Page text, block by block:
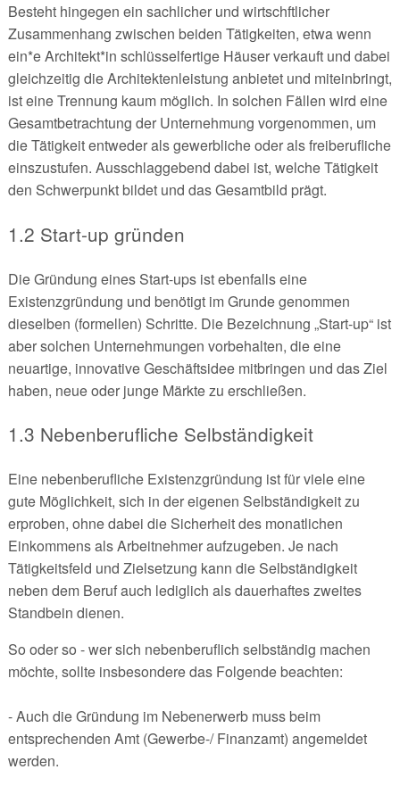
Besteht hingegen ein sachlicher und wirtschftlicher
Zusammenhang zwischen beiden Tätigkeiten, etwa wenn
ein*e Architekt*in schlüsselfertige Häuser verkauft und dabei
gleichzeitig die Architektenleistung anbietet und miteinbringt,
ist eine Trennung kaum möglich. In solchen Fällen wird eine
Gesamtbetrachtung der Unternehmung vorgenommen, um
die Tätigkeit entweder als gewerbliche oder als freiberufliche
einszustufen. Ausschlaggebend dabei ist, welche Tätigkeit
den Schwerpunkt bildet und das Gesamtbild prägt.
1.2 Start-up gründen
Die Gründung eines Start-ups ist ebenfalls eine
Existenzgründung und benötigt im Grunde genommen
dieselben (formellen) Schritte. Die Bezeichnung „Start-up“ ist
aber solchen Unternehmungen vorbehalten, die eine
neuartige, innovative Geschäftsidee mitbringen und das Ziel
haben, neue oder junge Märkte zu erschließen.
1.3 Nebenberufliche Selbständigkeit
Eine nebenberufliche Existenzgründung ist für viele eine
gute Möglichkeit, sich in der eigenen Selbständigkeit zu
erproben, ohne dabei die Sicherheit des monatlichen
Einkommens als Arbeitnehmer aufzugeben. Je nach
Tätigkeitsfeld und Zielsetzung kann die Selbständigkeit
neben dem Beruf auch lediglich als dauerhaftes zweites
Standbein dienen.
So oder so - wer sich nebenberuflich selbständig machen
möchte, sollte insbesondere das Folgende beachten:
- Auch die Gründung im Nebenerwerb muss beim
entsprechenden Amt (Gewerbe-/ Finanzamt) angemeldet
werden.